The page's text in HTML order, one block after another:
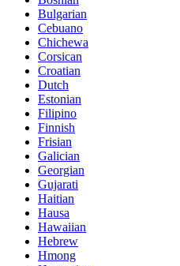
Bulgarian
Cebuano
Chichewa
Corsican
Croatian
Dutch
Estonian
Filipino
Finnish
Frisian
Galician
Georgian
Gujarati
Haitian
Hausa
Hawaiian
Hebrew
Hmong